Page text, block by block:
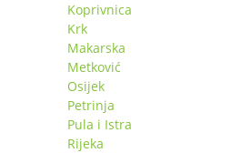
Koprivnica
Krk
Makarska
Metković
Osijek
Petrinja
Pula i Istra
Rijeka